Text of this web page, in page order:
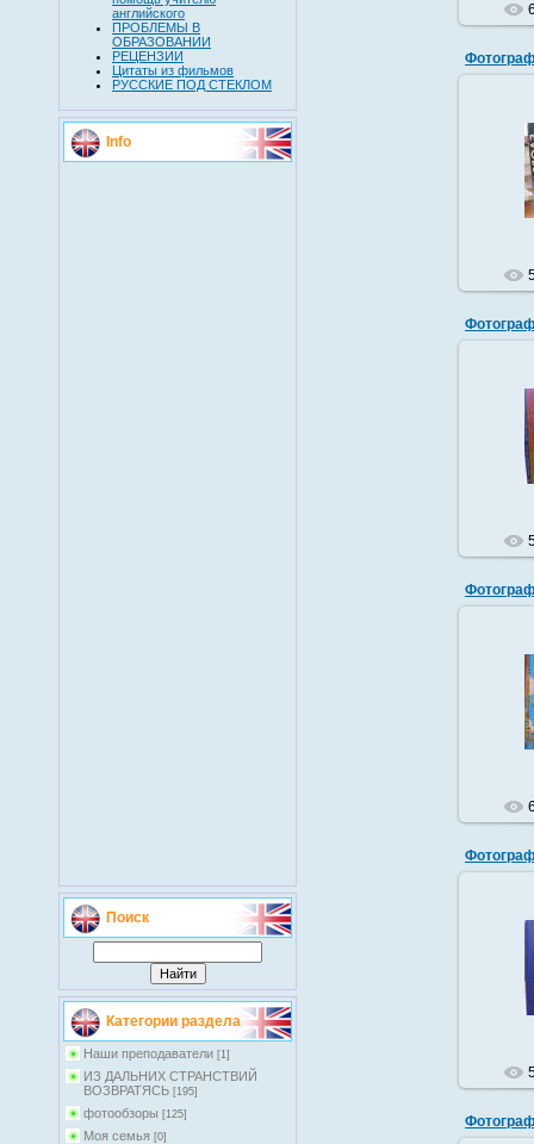
английского
ПРОБЛЕМЫ В
ОБРАЗОВАНИИ
РЕЦЕНЗИИ
Цитаты из фильмов
РУССКИЕ ПОД СТЕКЛОМ
Info
Поиск
Категории раздела
Наши преподаватели [1]
ИЗ ДАЛЬНИХ СТРАНСТВИЙ
ВОЗВРАТЯСЬ [195]
фотообзоры [125]
Моя семья [0]